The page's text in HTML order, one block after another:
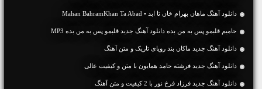
دانلود آهنگ ماهان بهرام خان تا ابد • Mahan BahramKhan Ta Abad
حامیم قلبمو پس به من بده دانلود آهنگ جدید قلبمو پس به من بده MP3
دانلود آهنگ جديد ماکان بند رویای تاریک و متن آهنگ
دانلود آهنگ جديد فرشته حامد همایون با متن و کیفیت عالی
دانلود آهنگ جديد فرزاد فرخ نور با 2 کیفیت و متن آهنگ